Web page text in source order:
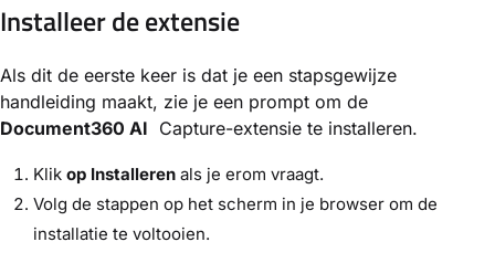
Installeer de extensie
Als dit de eerste keer is dat je een stapsgewijze
handleiding maakt, zie je een prompt om de
Document360 AI Capture-extensie te installeren.
Klik op Installeren als je erom vraagt.
Volg de stappen op het scherm in je browser om de
installatie te voltooien.